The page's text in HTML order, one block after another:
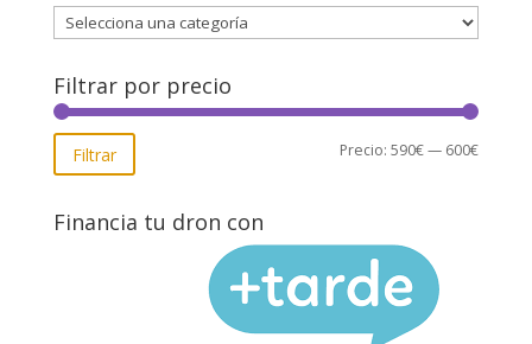
Filtrar por precio
Precio
Precio
Filtrar Precio:590€— 600€
Financia tu dron con